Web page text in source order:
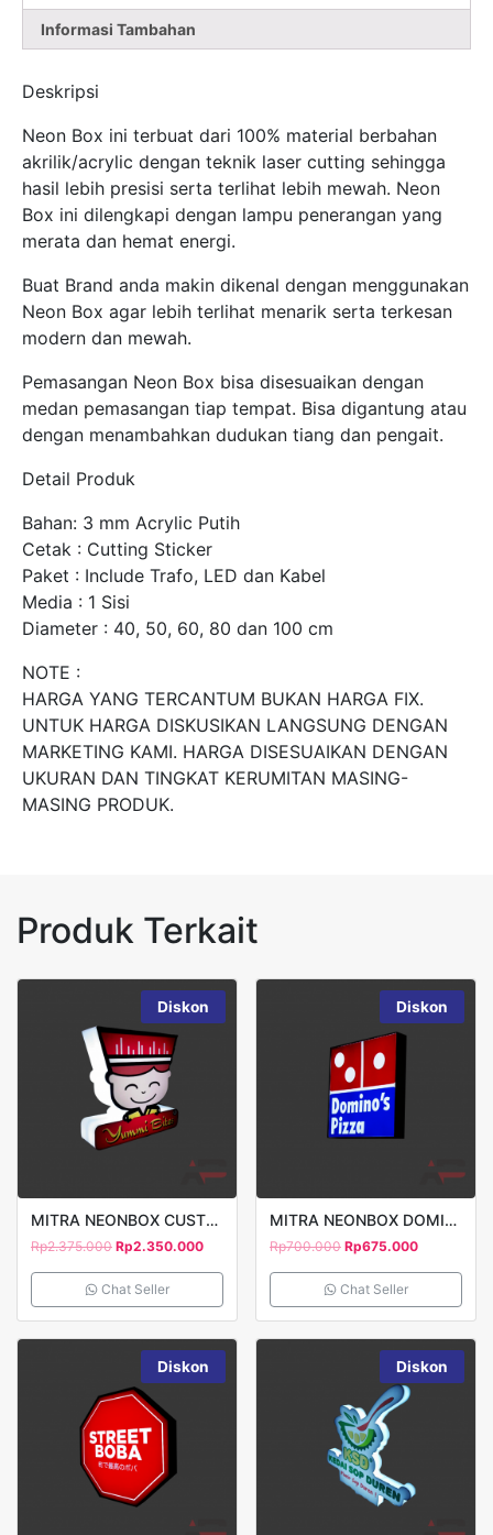
KOPI
CHUSEYO
Informasi Tambahan
Deskripsi
Neon Box ini terbuat dari 100% material berbahan
akrilik/acrylic dengan teknik laser cutting sehingga
hasil lebih presisi serta terlihat lebih mewah. Neon
Box ini dilengkapi dengan lampu penerangan yang
merata dan hemat energi.
Buat Brand anda makin dikenal dengan menggunakan
Neon Box agar lebih terlihat menarik serta terkesan
modern dan mewah.
Pemasangan Neon Box bisa disesuaikan dengan
medan pemasangan tiap tempat. Bisa digantung atau
dengan menambahkan dudukan tiang dan pengait.
Detail Produk
Bahan: 3 mm Acrylic Putih
Cetak : Cutting Sticker
Paket : Include Trafo, LED dan Kabel
Media : 1 Sisi
Diameter : 40, 50, 60, 80 dan 100 cm
NOTE :
HARGA YANG TERCANTUM BUKAN HARGA FIX.
UNTUK HARGA DISKUSIKAN LANGSUNG DENGAN
MARKETING KAMI. HARGA DISESUAIKAN DENGAN
UKURAN DAN TINGKAT KERUMITAN MASING-
MASING PRODUK.
Produk Terkait
Diskon
MITRA NEONBOX CUSTOM MOTIF 1 SISI T80 PRINT STICKER YUMMI BITES
Rp2.375.000 Rp2.350.000
Chat Seller
Diskon
MITRA NEONBOX DOMINOS PIZZA 1 SISI 40X40CM
Rp700.000 Rp675.000
Chat Seller
Diskon Diskon